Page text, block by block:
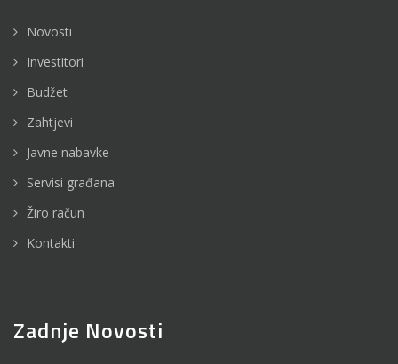
Novosti
Investitori
Budžet
Zahtjevi
Javne nabavke
Servisi građana
Žiro račun
Kontakti
Zadnje Novosti